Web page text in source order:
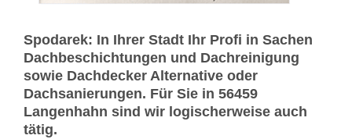
Spodarek: In Ihrer Stadt Ihr Profi in Sachen
Dachbeschichtungen und Dachreinigung
sowie Dachdecker Alternative oder
Dachsanierungen. Für Sie in 56459
Langenhahn sind wir logischerweise auch
tätig.